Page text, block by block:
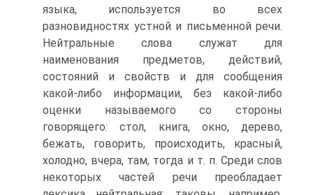
языка, используется во всех
разновидностях устной и письменной речи.
Нейтральные слова служат для
наименования предметов, действий,
состояний и свойств и для сообщения
какой-либо информации, без какой-либо
оценки называемого со стороны
говорящего: стол, книга, окно, дерево,
бежать, говорить, происходить, красный,
холодно, вчера, там, тогда и т. п. Среди слов
некоторых частей речи преобладает